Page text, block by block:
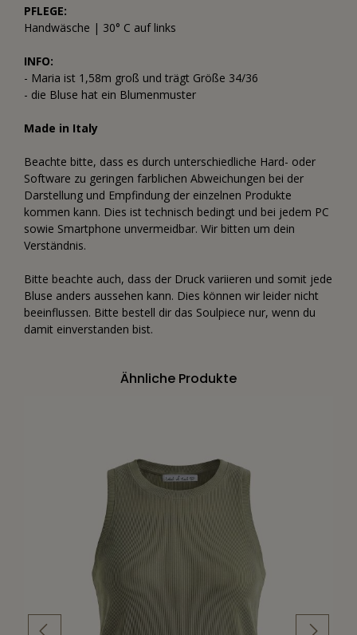
PFLEGE:
Handwäsche | 30° C auf links
INFO:
- Maria ist 1,58m groß und trägt Größe 34/36
- die Bluse hat ein Blumenmuster
Made in Italy
Beachte bitte, dass es durch unterschiedliche Hard- oder
Software zu geringen farblichen Abweichungen bei der
Darstellung und Empfindung der einzelnen Produkte
kommen kann. Dies ist technisch bedingt und bei jedem PC
sowie Smartphone unvermeidbar. Wir bitten um dein
Verständnis.
Bitte beachte auch, dass der Druck variieren und somit jede
Bluse anders aussehen kann. Dies können wir leider nicht
beeinflussen. Bitte bestell dir das Soulpiece nur, wenn du
damit einverstanden bist.
Ähnliche Produkte